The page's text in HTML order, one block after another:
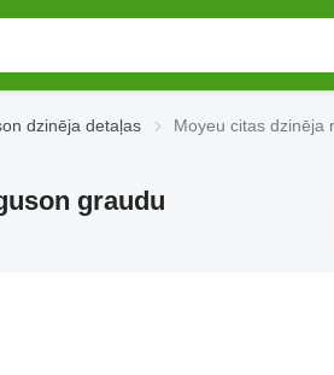
dzinēja detaļas Moyeu citas dzinēja
graudu